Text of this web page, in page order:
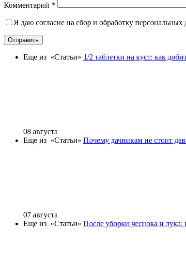
Комментарий *
Я даю согласие на сбор и обработку персональных
Отправить
Еще из «Статьи» 1/2 таблетки на куст: как
08 августа
Еще из «Статьи» Почему дачникам не стоит
07 августа
Еще из «Статьи» После уборки чеснока и